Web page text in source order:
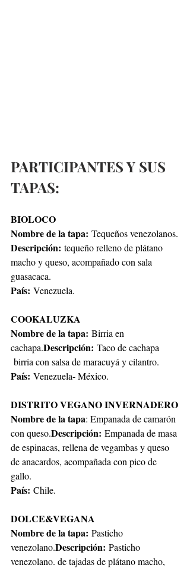
PARTICIPANTES Y SUS
TAPAS:
BIOLOCO
Nombre de la tapa: Tequeños venezolanos.
Descripción: tequeño relleno de plátano
macho y queso, acompañado con sala
guasacaca.
País: Venezuela.
COOKALUZKA
Nombre de la tapa: Birria en
cachapa.Descripción: Taco de cachapa
birria con salsa de maracuyá y cilantro.
País: Venezuela- México.
DISTRITO VEGANO INVERNADERO
Nombre de la tapa: Empanada de camarón
con queso.Descripción: Empanada de masa
de espinacas, rellena de vegambas y queso
de anacardos, acompañada con pico de
gallo.
País: Chile.
DOLCE&VEGANA
Nombre de la tapa: Pasticho
venezolano.Descripción: Pasticho
venezolano. de tajadas de plátano macho,